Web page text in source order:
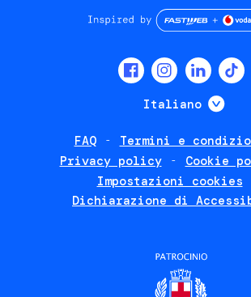
Italiano
FAQ
Termini e
Privacy policy
Cookie
Impostazioni cookies
Dichiarazione di